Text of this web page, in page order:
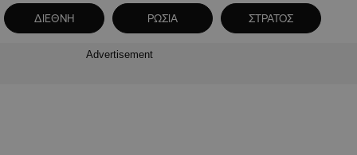
ΔΙΕΘΝΗ ΡΩΣΙΑ ΣΤΡΑΤΟΣ
Advertisement